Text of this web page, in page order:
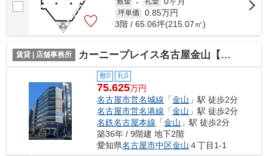
坪単価 0.85万円
3階 / 65.06坪(215.07㎡)
賃貸 | 店舗事務所 カーニープレイス名古屋金山【 名古屋の貸事務所・貸オフィス 】
敷0 礼0
75.625万円
名古屋市営名城線 「金山 」駅 徒歩2分
名古屋市営名港線 「金山 」駅 徒歩2分
名鉄名古屋本線 「金山 」駅 徒歩2分
築36年 / 9階建 地下2階
愛知県名古屋市中区金山 ４丁目1-1